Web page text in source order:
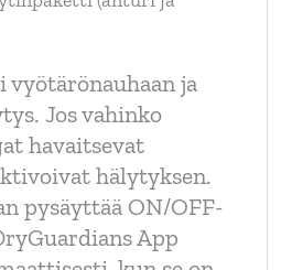
ja
Jos vahinko
havaitsevat
hälytyksen.
pysäyttää ON/OFF-
App